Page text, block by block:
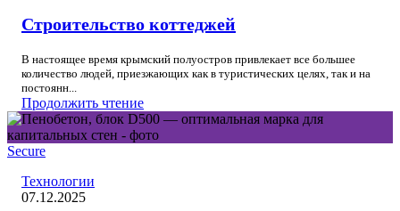
Строительство коттеджей
В настоящее время крымский полуостров привлекает все большее
количество людей, приезжающих как в туристических целях, так и на
постоянн...
Продолжить чтение
Secure
Технологии
07.12.2025